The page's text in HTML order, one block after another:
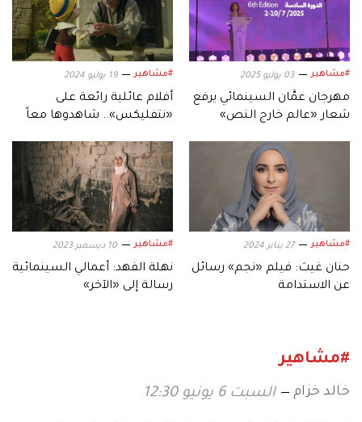
#مشاهير 03 يوليو 2025
مهرجان عمَّان السينمائي يرفع
شعار «عالم خارج النص»
#مشاهير 19 يوليو 2024
أفلام عائلية رائعة على
«نتفليكس».. شاهدوها معاً
#مشاهير 27 يناير 2024
حنان غيث: فيلم «نجم» رسائل
عن الاستدامة
#مشاهير 10 ديسمبر 2023
نهلة الفهد: أعمالي السينمائية
رسالة إلى «الآخر»
#مشاهير
خالد خزام السبت 6 يونيو 12:30